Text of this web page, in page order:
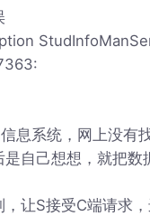
息系统，网上没有
自己想想，就把数
让S接受C端请求